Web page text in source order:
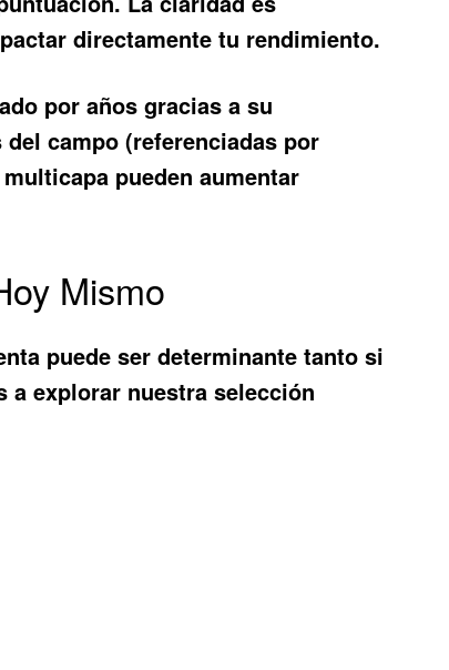
directamente tu rendimiento.
por años gracias a su
campo (referenciadas por
pueden aumentar
Mismo
puede ser determinante tanto si
explorar nuestra selección